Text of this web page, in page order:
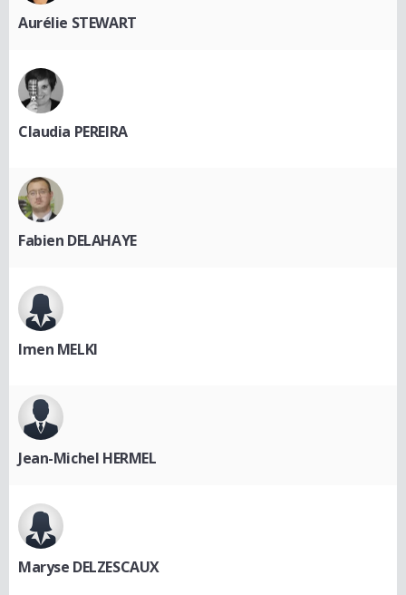
Aurélie STEWART
Claudia PEREIRA
Fabien DELAHAYE
Imen MELKI
Jean-Michel HERMEL
Maryse DELZESCAUX